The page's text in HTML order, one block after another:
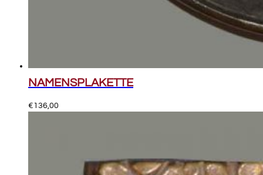
NAMENSPLAKETTE
€136,00